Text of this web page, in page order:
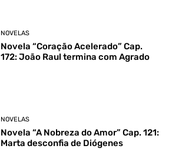
NOVELAS
Novela “Coração Acelerado” Cap.
172: João Raul termina com Agrado
NOVELAS
Novela “A Nobreza do Amor” Cap. 121:
Marta desconfia de Diógenes